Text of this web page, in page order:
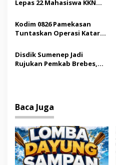
o
s
Lepas 22 Mahasiswa KKN
Saudi
Kodim 0826 Pamekasan
Tuntaskan Operasi Katarak
Tindakan Medis
Disdik Sumenep Jadi
Rujukan Pemkab Brebes,
Baca Juga